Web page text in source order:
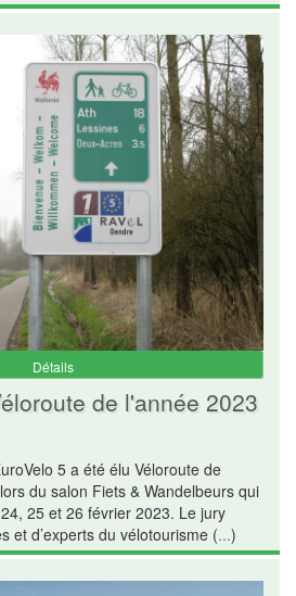
Détails
de l'année 2023
5 a été élu Véloroute de
du salon Fiets & Wandelbeurs qui
25 et 26 février 2023. Le jury
et d’experts du vélotourisme (...)